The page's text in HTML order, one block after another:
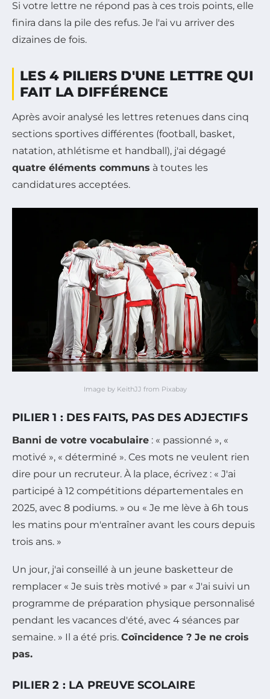
Si votre lettre ne répond pas à ces trois points, elle
finira dans la pile des refus. Je l'ai vu arriver des
dizaines de fois.
LES 4 PILIERS D'UNE LETTRE QUI
FAIT LA DIFFÉRENCE
Après avoir analysé les lettres retenues dans cinq
sections sportives différentes (football, basket,
natation, athlétisme et handball), j'ai dégagé
quatre éléments communs à toutes les
candidatures acceptées.
Image by KeithJJ from Pixabay
PILIER 1 : DES FAITS, PAS DES ADJECTIFS
Banni de votre vocabulaire : « passionné », «
motivé », « déterminé ». Ces mots ne veulent rien
dire pour un recruteur. À la place, écrivez : « J'ai
participé à 12 compétitions départementales en
2025, avec 8 podiums. » ou « Je me lève à 6h tous
les matins pour m'entraîner avant les cours depuis
trois ans. »
Un jour, j'ai conseillé à un jeune basketteur de
remplacer « Je suis très motivé » par « J'ai suivi un
programme de préparation physique personnalisé
pendant les vacances d'été, avec 4 séances par
semaine. » Il a été pris. Coïncidence ? Je ne crois
pas.
PILIER 2 : LA PREUVE SCOLAIRE